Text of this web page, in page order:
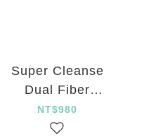
Super Cleanse
Dual Fiber
Fermented Green
Juice Powder
NT$980